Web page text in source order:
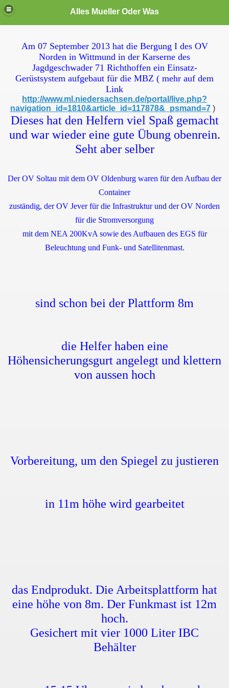
Alles Mueller Oder Was
Am 07 September 2013 hat die Bergung I des OV
Norden in Wittmund in der Karserne des
Jagdgeschwader 71 Richthoffen ein Einsatz-
Gerüstsystem aufgebaut für die MBZ ( mehr auf dem
Link
http://www.ml.niedersachsen.de/portal/live.php?
navigation_id=1810&article_id=117878&_psmand=7)
Dieses hat den Helfern viel Spaß gemacht
und war wieder eine gute Übung obenrein.
Seht aber selber
Der OV Soltau mit dem OV Oldenburg waren für den Aufbau der
Container
zuständig, der OV Jever für die Infrastruktur und der OV Norden
für die Stromversorgung
mit dem NEA 200KvA sowie des Aufbauen des EGS für
Beleuchtung und Funk- und Satellitenmast.
sind schon bei der Plattform 8m
die Helfer haben eine
Höhensicherungsgurt angelegt und klettern
von aussen hoch
Vorbereitung, um den Spiegel zu justieren
in 11m höhe wird gearbeitet
das Endprodukt. Die Arbeitsplattform hat
eine höhe von 8m. Der Funkmast ist 12m
hoch.
Gesichert mit vier 1000 Liter IBC
Behälter
Dezember 2013
DC